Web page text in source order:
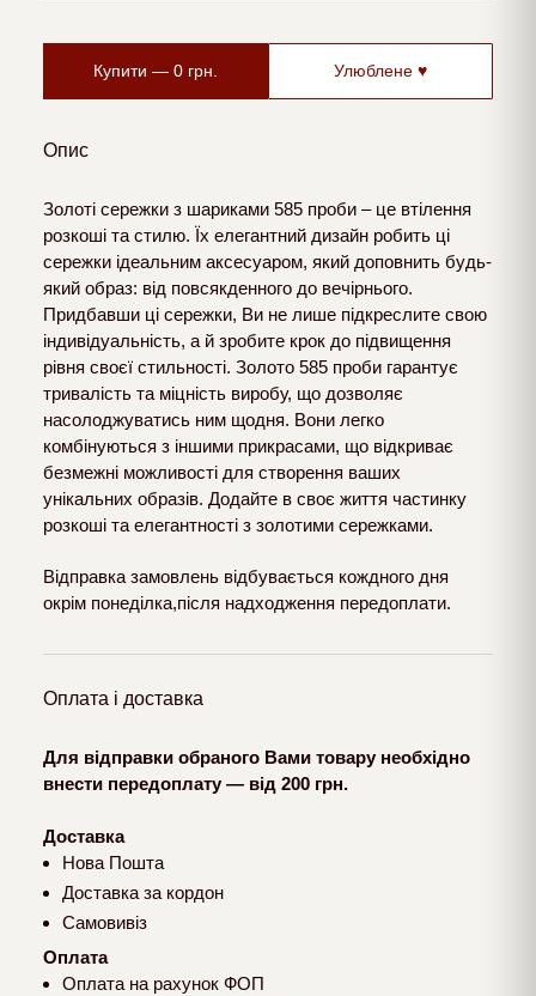
Купити — 0 грн. Улюблене ♥
Опис
Золоті сережки з шариками 585 проби – це втілення
розкоші та стилю. Їх елегантний дизайн робить ці
сережки ідеальним аксесуаром, який доповнить будь-
який образ: від повсякденного до вечірнього.
Придбавши ці сережки, Ви не лише підкреслите свою
індивідуальність, а й зробите крок до підвищення
рівня своєї стильності. Золото 585 проби гарантує
тривалість та міцність виробу, що дозволяє
насолоджуватись ним щодня. Вони легко
комбінуються з іншими прикрасами, що відкриває
безмежні можливості для створення ваших
унікальних образів. Додайте в своє життя частинку
розкоші та елегантності з золотими сережками.
Відправка замовлень відбувається кождного дня
окрім понеділка,після надходження передоплати.
Оплата і доставка
Для відправки обраного Вами товару необхідно
внести передоплату — від 200 грн.
Доставка
Нова Пошта
Доставка за кордон
Самовивіз
Оплата
Оплата на рахунок ФОП